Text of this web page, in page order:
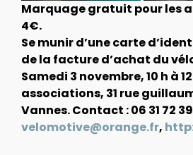
Marquage gratuit pour les
4€.
Se munir d’une carte
de la facture d’achat du
Samedi 3 novembre, 10 h à
associations, 31 rue
Vannes.Contact : 06 31 72
velomotive@orange.fr,